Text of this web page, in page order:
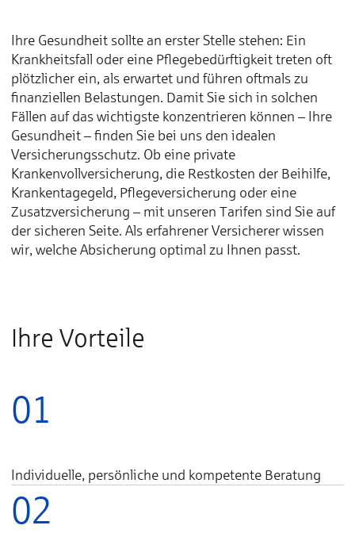
Ihre Gesundheit sollte an erster Stelle stehen: Ein
Krankheitsfall oder eine Pflegebedürftigkeit treten oft
plötzlicher ein, als erwartet und führen oftmals zu
finanziellen Belastungen. Damit Sie sich in solchen
Fällen auf das wichtigste konzentrieren können – Ihre
Gesundheit – finden Sie bei uns den idealen
Versicherungsschutz. Ob eine private
Krankenvollversicherung, die Restkosten der Beihilfe,
Krankentagegeld, Pflegeversicherung oder eine
Zusatzversicherung – mit unseren Tarifen sind Sie auf
der sicheren Seite. Als erfahrener Versicherer wissen
wir, welche Absicherung optimal zu Ihnen passt.
Ihre Vorteile
01
Individuelle, persönliche und kompetente Beratung
02